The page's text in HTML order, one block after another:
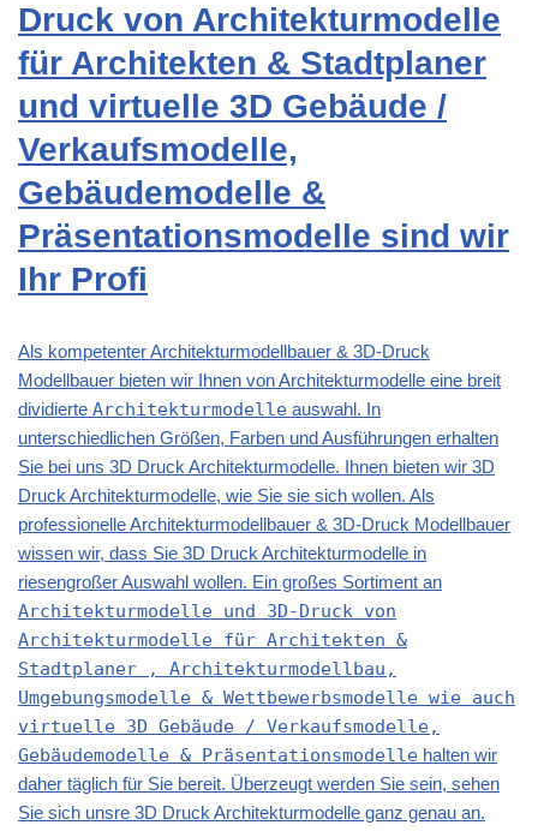
Druck von Architekturmodelle
für Architekten & Stadtplaner
und virtuelle 3D Gebäude /
Verkaufsmodelle,
Gebäudemodelle &
Präsentationsmodelle sind wir
Ihr Profi
Als kompetenter Architekturmodellbauer & 3D-Druck
Modellbauer bieten wir Ihnen vonArchitekturmodelle eine breit
dividierte Architekturmodelle auswahl. In
unterschiedlichen Größen, Farben und Ausführungen erhalten
Sie bei uns 3D Druck Architekturmodelle. Ihnen bieten wir 3D
Druck Architekturmodelle, wie Sie sie sich wollen. Als
professionelle Architekturmodellbauer & 3D-Druck Modellbauer
wissen wir, dass Sie 3D Druck Architekturmodelle in
riesengroßer Auswahl wollen. Ein großes Sortiment an
Architekturmodelle und 3D-Druck von
Architekturmodelle für Architekten &
Stadtplaner , Architekturmodellbau,
Umgebungsmodelle & Wettbewerbsmodelle wie auch
virtuelle 3D Gebäude / Verkaufsmodelle,
Gebäudemodelle & Präsentationsmodelle halten wir
daher täglich für Sie bereit. Überzeugt werden Sie sein, sehen
Sie sich unsre 3D Druck Architekturmodelle ganz genau an.